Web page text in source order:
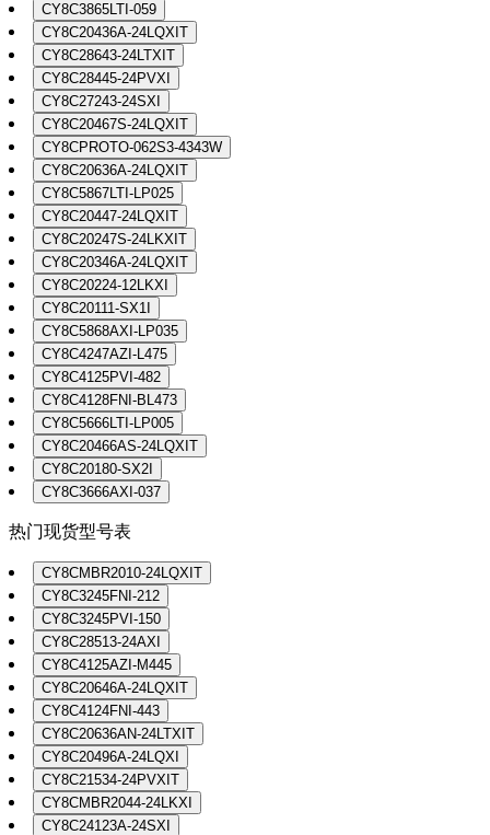
CY8C3865LTI-059
CY8C20436A-24LQXIT
CY8C28643-24LTXIT
CY8C28445-24PVXI
CY8C27243-24SXI
CY8C20467S-24LQXIT
CY8CPROTO-062S3-4343W
CY8C20636A-24LQXIT
CY8C5867LTI-LP025
CY8C20447-24LQXIT
CY8C20247S-24LKXIT
CY8C20346A-24LQXIT
CY8C20224-12LKXI
CY8C20111-SX1I
CY8C5868AXI-LP035
CY8C4247AZI-L475
CY8C4125PVI-482
CY8C4128FNI-BL473
CY8C5666LTI-LP005
CY8C20466AS-24LQXIT
CY8C20180-SX2I
CY8C3666AXI-037
热门现货型号表
CY8CMBR2010-24LQXIT
CY8C3245FNI-212
CY8C3245PVI-150
CY8C28513-24AXI
CY8C4125AZI-M445
CY8C20646A-24LQXIT
CY8C4124FNI-443
CY8C20636AN-24LTXIT
CY8C20496A-24LQXI
CY8C21534-24PVXIT
CY8CMBR2044-24LKXI
CY8C24123A-24SXI